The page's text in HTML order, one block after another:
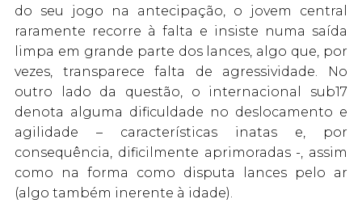
do seu jogo na antecipação, o jovem central
raramente recorre à falta e insiste numa saída
limpa em grande parte dos lances, algo que, por
vezes, transparece falta de agressividade. No
outro lado da questão, o internacional sub17
denota alguma dificuldade no deslocamento e
agilidade – características inatas e, por
consequência, dificilmente aprimoradas -, assim
como na forma como disputa lances pelo ar
(algo também inerente à idade).